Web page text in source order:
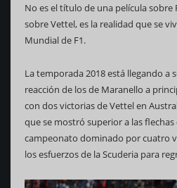
No es el título de una película sobre
sobre Vettel, es la realidad que se
Mundial de F1.
La temporada 2018 está llegando a
reacción de los de Maranello a
con dos victorias de Vettel en
que se mostró superior a las
campeonato dominado por cuatro
los esfuerzos de la Scuderia para